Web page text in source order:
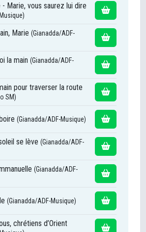
- Marie, vous saurez lui dire
Marie (Gianadda/ADF-
la main (Gianadda/ADF-
pour traverser la route
SM)
(Gianadda/ADF-Musique)
se lève (Gianadda/ADF-
(Gianadda/ADF-
(Gianadda/ADF-Musique)
chrétiens d’Orient